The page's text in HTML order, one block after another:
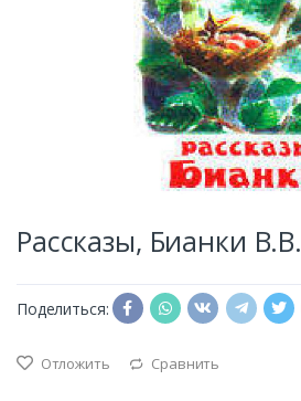
Рассказы, Бианки В.В.
Поделиться:
Отложить Сравнить